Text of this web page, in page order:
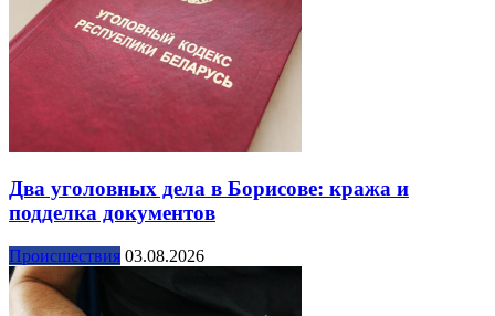
Два уголовных дела в Борисове: кража и
подделка документов
Происшествия 03.08.2026